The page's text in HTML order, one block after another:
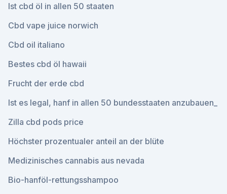
Ist cbd öl in allen 50 staaten
Cbd vape juice norwich
Cbd oil italiano
Bestes cbd öl hawaii
Frucht der erde cbd
Ist es legal, hanf in allen 50 bundesstaaten anzubauen_
Zilla cbd pods price
Höchster prozentualer anteil an der blüte
Medizinisches cannabis aus nevada
Bio-hanföl-rettungsshampoo